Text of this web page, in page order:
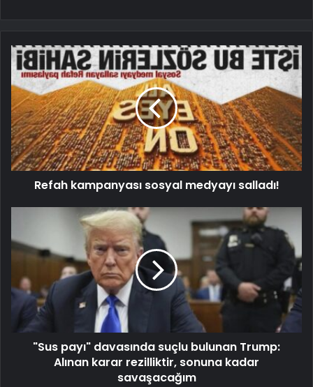
Refah kampanyası sosyal medyayı salladı!
"Sus payı" davasında suçlu bulunan Trump:
Alınan karar rezilliktir, sonuna kadar
savaşacağım